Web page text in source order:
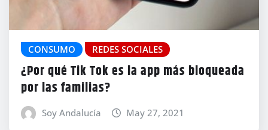
CONSUMO REDES SOCIALES
¿Por qué Tik Tok es la app más bloqueada
por las familias?
Soy Andalucía May 27, 2021